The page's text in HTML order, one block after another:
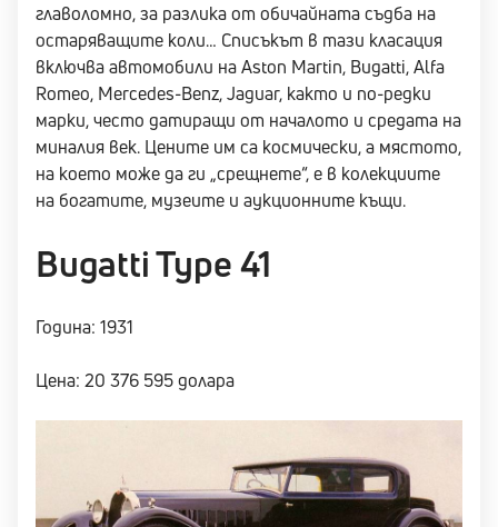
главоломно, за разлика от обичайната съдба на
остаряващите коли… Списъкът в тази класация
включва автомобили на Aston Martin, Bugatti, Alfa
Romeo, Mercedes-Benz, Jaguar, както и по-редки
марки, често датиращи от началото и средата на
миналия век. Цените им са космически, а мястото,
на което може да ги „срещнете“, е в колекциите
на богатите, музеите и аукционните къщи.
Bugatti Type 41
Година: 1931
Цена: 20 376 595 долара